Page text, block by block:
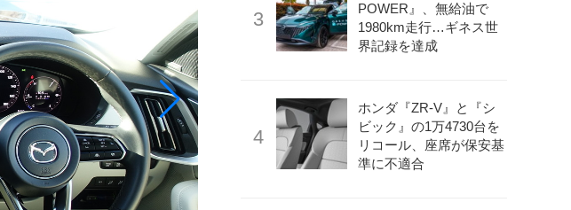
POWER』、無給油で
1980km走行…ギネス世
界記録を達成
ホンダ『ZR-V』と『シ
ビック』の1万4730台を
リコール、座席が保安基
準に不適合